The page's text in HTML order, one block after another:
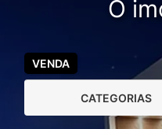
O
VENDA
CATEGORIAS